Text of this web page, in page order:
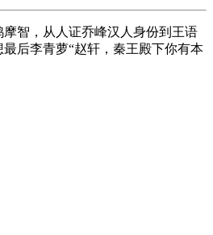
智，从人证乔峰汉人身份到王语
后李青萝“赵轩，秦王殿下你有本